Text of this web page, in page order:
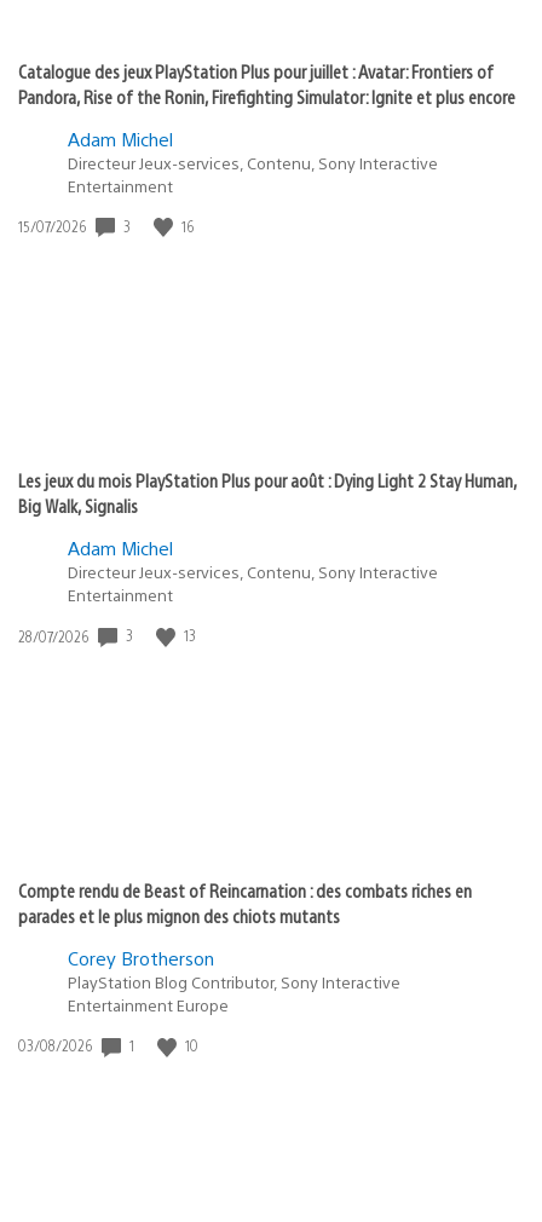
Catalogue des jeux PlayStation Plus pour juillet : Avatar: Frontiers of
Pandora, Rise of the Ronin, Firefighting Simulator: Ignite et plus encore
Adam Michel
Directeur Jeux-services, Contenu, Sony Interactive
Entertainment
Date
15/07/2026 3 16
Les jeux du mois PlayStation Plus pour août : Dying Light 2 Stay Human,
Big Walk, Signalis
Adam Michel
Directeur Jeux-services, Contenu, Sony Interactive
Entertainment
Date
28/07/2026 3 13
Compte rendu de Beast of Reincarnation : des combats riches en
parades et le plus mignon des chiots mutants
Corey Brotherson
PlayStation Blog Contributor, Sony Interactive
Entertainment Europe
Date
03/08/2026 1 10